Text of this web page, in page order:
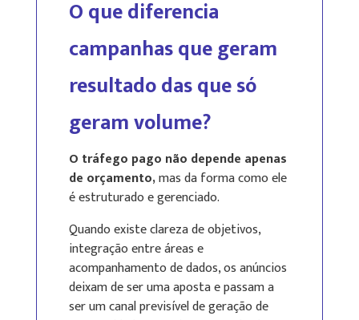
O que diferencia
campanhas que geram
resultado das que só
geram volume?
O tráfego pago não depende apenas
de orçamento,mas da forma como ele
é estruturado e gerenciado.
Quando existe clareza de objetivos,
integração entre áreas e
acompanhamento de dados, os anúncios
deixam de ser uma aposta e passam a
ser um canal previsível de geração de